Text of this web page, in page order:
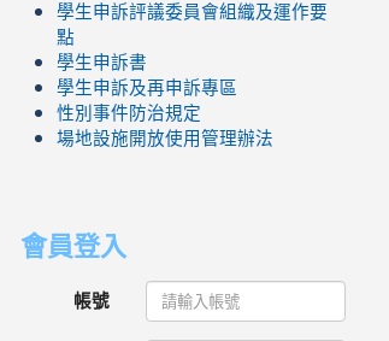
學生申訴評議委員會組織及運作要
點
學生申訴書
學生申訴及再申訴專區
性別事件防治規定
場地設施開放使用管理辦法
會員登入
帳號